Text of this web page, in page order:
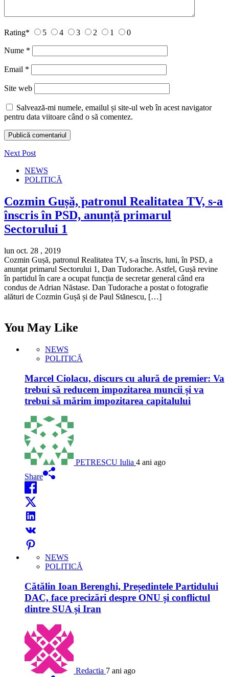
Rating* 5 4 3 2 1 0
Nume *
Email *
Site web
Salvează-mi numele, emailul și site-ul web în acest navigator
pentru data viitoare când o să comentez.
Next Post
NEWS
POLITICĂ
Cozmin Gușă, patronul Realitatea TV, s-a
înscris în PSD, anunță primarul
Sectorului 1
lun oct. 28 , 2019
Cozmin Gușă, patronul Realitatea TV, s-a înscris, luni, în PSD, a
anunțat primarul Sectorului 1, Dan Tudorache. Astfel, Gușă revine
în partidul în care a ocupat funcția de secretar general când era
condus de Adrian Năstase. Dan Tudorache a postat o fotografie
alături de Cozmin Gușă și de Paul Stănescu, […]
You May Like
NEWS
POLITICĂ
Marcel Ciolacu, discurs cu alură de premier: Va
trebui să reducem impozitarea muncii și va
trebui să mărim impozitarea capitalului
PETRESCU Iulia 4 ani ago
Share
NEWS
POLITICĂ
Cătălin Ioan Berenghi, Președintele Partidului
DAC, face precizări despre ONU și conflictul
dintre SUA și Iran
Redactia 7 ani ago